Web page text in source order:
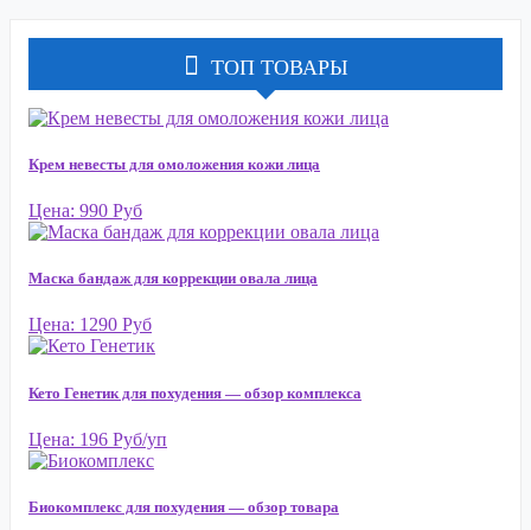
ТОП ТОВАРЫ
Крем невесты для омоложения кожи лица
Цена: 990 Руб
Маска бандаж для коррекции овала лица
Цена: 1290 Руб
Кето Генетик для похудения — обзор комплекса
Цена: 196 Руб/уп
Биокомплекс для похудения — обзор товара